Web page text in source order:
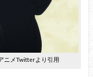
ニメTwitterより引用